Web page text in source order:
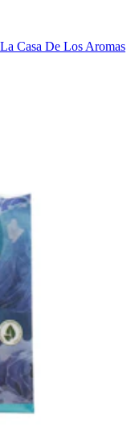
Casa De Los Aromas